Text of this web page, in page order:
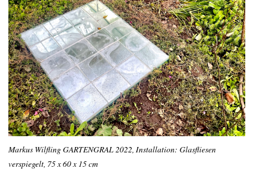
Markus Wilfling GARTENGRAL 2022, Installation: Glasfliesen
verspiegelt, 75 x 60 x 15 cm